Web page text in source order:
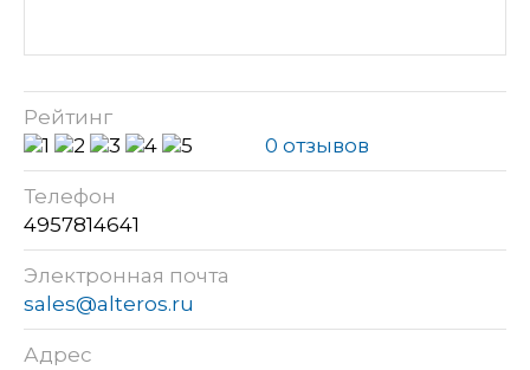
Рейтинг
0 отзывов
Телефон
4957814641
Электронная почта
sales@alteros.ru
Адрес